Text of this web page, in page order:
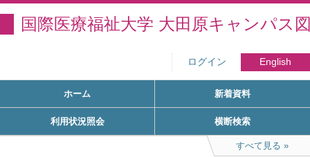
国際医療福祉大学 大田原キャンパス
ログイン English
ホーム 新着資料
利用状況照会 横断検索
すべて見る